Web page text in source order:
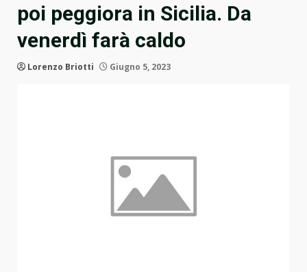
poi peggiora in Sicilia. Da
venerdì farà caldo
Lorenzo Briotti Giugno 5, 2023